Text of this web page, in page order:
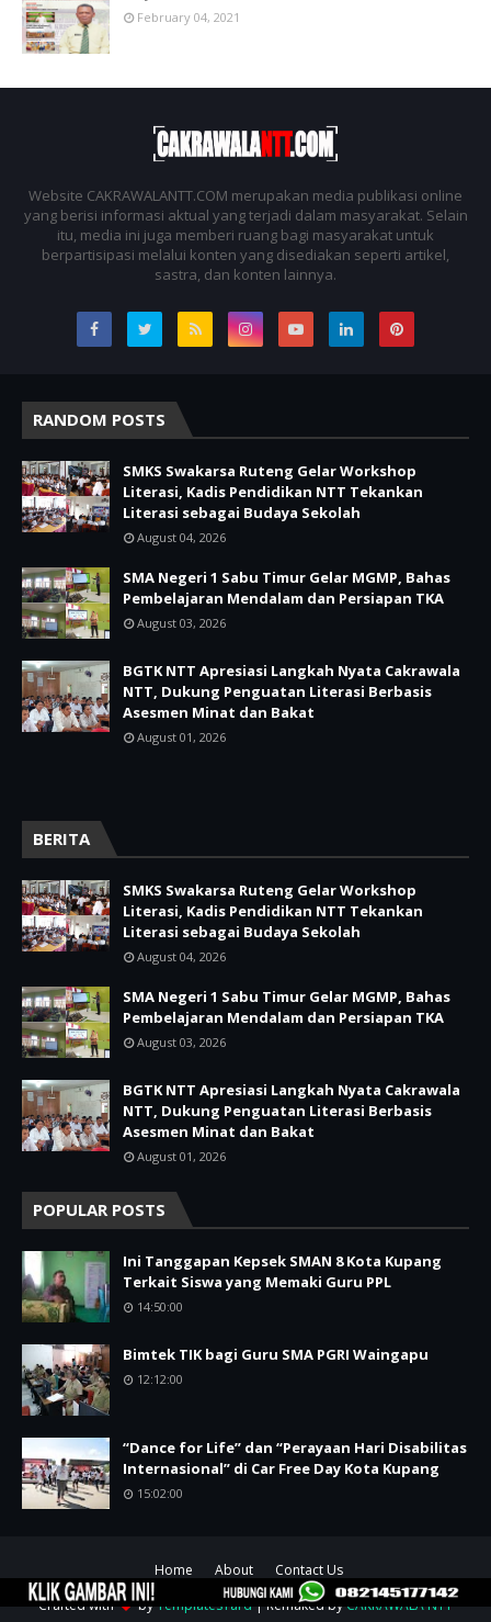
February 04, 2021
Website CAKRAWALANTT.COM merupakan media publikasi online
yang berisi informasi aktual yang terjadi dalam masyarakat. Selain
itu, media ini juga memberi ruang bagi masyarakat untuk
berpartisipasi melalui konten yang disediakan seperti artikel,
sastra, dan konten lainnya.
RANDOM POSTS
SMKS Swakarsa Ruteng Gelar Workshop
Literasi, Kadis Pendidikan NTT Tekankan
Literasi sebagai Budaya Sekolah
August 04, 2026
SMA Negeri 1 Sabu Timur Gelar MGMP, Bahas
Pembelajaran Mendalam dan Persiapan TKA
August 03, 2026
BGTK NTT Apresiasi Langkah Nyata Cakrawala
NTT, Dukung Penguatan Literasi Berbasis
Asesmen Minat dan Bakat
August 01, 2026
BERITA
SMKS Swakarsa Ruteng Gelar Workshop
Literasi, Kadis Pendidikan NTT Tekankan
Literasi sebagai Budaya Sekolah
August 04, 2026
SMA Negeri 1 Sabu Timur Gelar MGMP, Bahas
Pembelajaran Mendalam dan Persiapan TKA
August 03, 2026
BGTK NTT Apresiasi Langkah Nyata Cakrawala
NTT, Dukung Penguatan Literasi Berbasis
Asesmen Minat dan Bakat
August 01, 2026
POPULAR POSTS
Ini Tanggapan Kepsek SMAN 8 Kota Kupang
Terkait Siswa yang Memaki Guru PPL
14:50:00
Bimtek TIK bagi Guru SMA PGRI Waingapu
12:12:00
“Dance for Life” dan “Perayaan Hari Disabilitas
Internasional” di Car Free Day Kota Kupang
15:02:00
Home About
Contact Us
Crafted with
byTemplatesYard| Remaked byCAKRAWALA NTT